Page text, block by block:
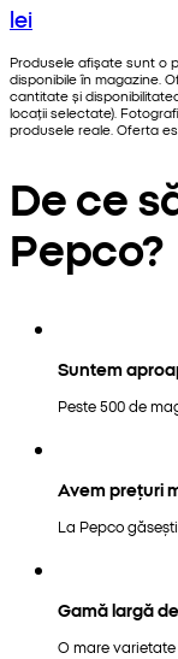
lei
Produsele afișate sunt o
disponibile în magazine.
cantitate și
locații selectate).
produsele reale. Oferta
De ce
Pepco?
Suntem
Peste 500 de
Avem prețuri
La Pepco
Gamă largă
O mare